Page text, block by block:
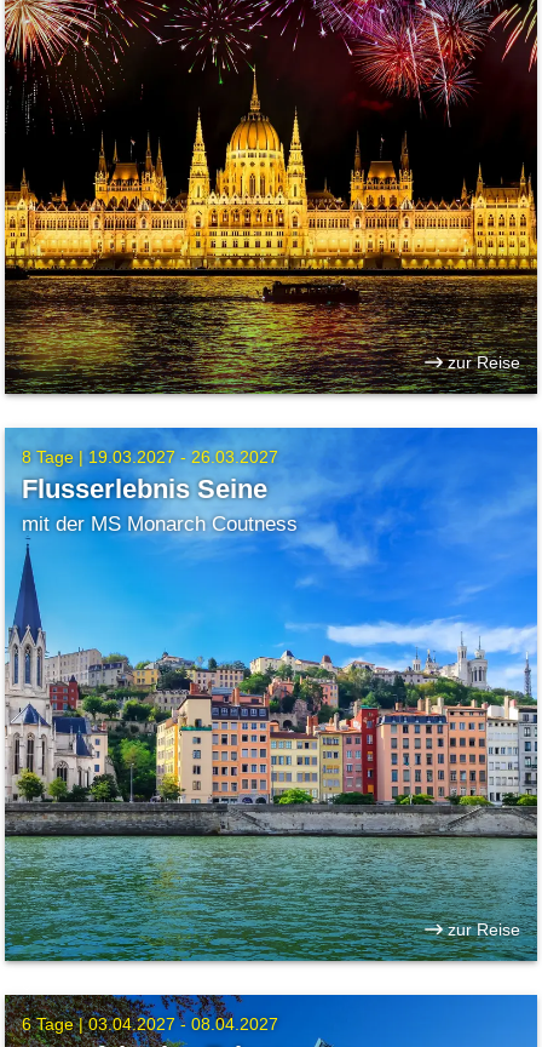
zur Reise
8 Tage | 19.03.2027 - 26.03.2027
Flusserlebnis Seine
mit der MS Monarch Coutness
zur Reise
6 Tage |03.04.2027 - 08.04.2027